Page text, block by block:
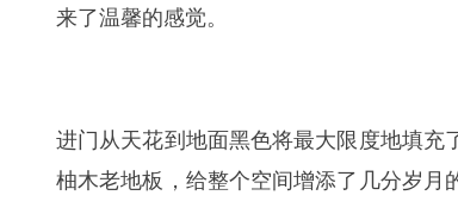
来了温馨的感觉。
进门从天花到地面黑色将最大限度地填充
柚木老地板，给整个空间增添了几分岁